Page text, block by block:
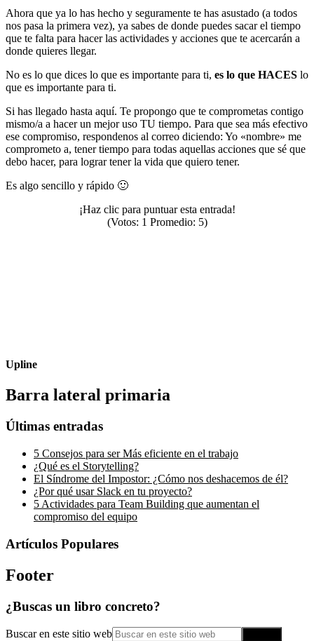
Ahora que ya lo has hecho y seguramente te has asustado (a todos
nos pasa la primera vez), ya sabes de donde puedes sacar el tiempo
que te falta para hacer las actividades y acciones que te acercarán a
donde quieres llegar.
No es lo que dices lo que es importante para ti, es lo que HACES lo
que es importante para ti.
Si has llegado hasta aquí. Te propongo que te comprometas contigo
mismo/a a hacer un mejor uso TU tiempo. Para que sea más efectivo
ese compromiso, respondenos al correo diciendo: Yo «nombre» me
comprometo a, tener tiempo para todas aquellas acciones que sé que
debo hacer, para lograr tener la vida que quiero tener.
Es algo sencillo y rápido 🙂
¡Haz clic para puntuar esta entrada!
(Votos: 1 Promedio: 5)
Upline
Barra lateral primaria
Últimas entradas
5 Consejos para ser Más eficiente en el trabajo
¿Qué es el Storytelling?
El Síndrome del Impostor: ¿Cómo nos deshacemos de él?
¿Por qué usar Slack en tu proyecto?
5 Actividades para Team Building que aumentan el
compromiso del equipo
Artículos Populares
Footer
¿Buscas un libro concreto?
Buscar en este sitio web